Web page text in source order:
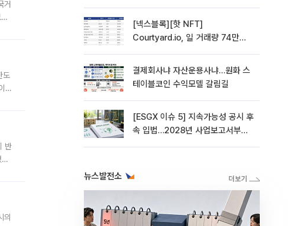
거
도
제
반
.
의
[넥스블록][핫 NFT]
Courtyard.io, 일 거래량 74만
결제회사냐 자산운용사냐…원화 스
테이블코인 수익모델 갈림길
[ESGX 이슈 5] 지속가능성 공시 후
속 입법…2028년 사업보고서부터
뉴스발전소